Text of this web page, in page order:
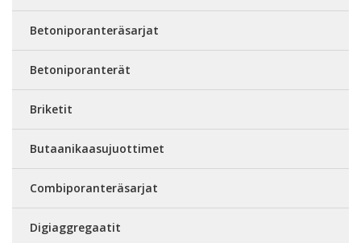
Betoniporanteräsarjat
Betoniporanterät
Briketit
Butaanikaasujuottimet
Combiporanteräsarjat
Digiaggregaatit